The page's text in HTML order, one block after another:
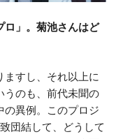
」。菊池さんはど
すし、それ以上に
うのも、前代未聞の
の異例。このプロジ
団結して、どうして